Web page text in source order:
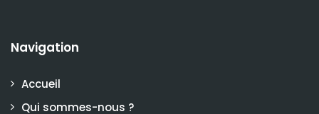
Navigation
Accueil
Qui sommes-nous ?